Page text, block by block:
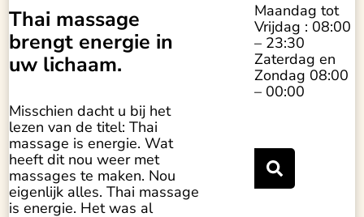
Thai massage
brengt energie in
uw lichaam.
Misschien dacht u bij het
lezen van de titel: Thai
massage is energie. Wat
heeft dit nou weer met
massages te maken. Nou
eigenlijk alles. Thai massage
is energie. Het was al
Maandag tot
Vrijdag : 08:00
– 23:30
Zaterdag en
Zondag 08:00
– 00:00